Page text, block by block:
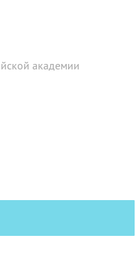
академии